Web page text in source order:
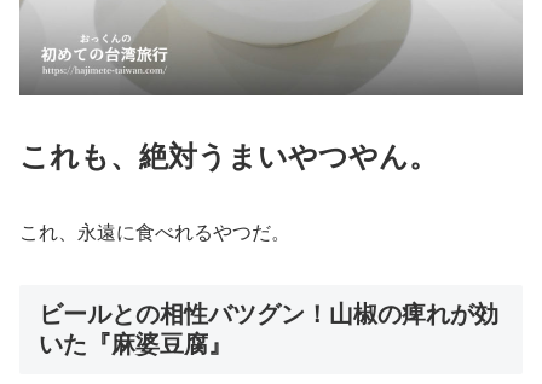
これも、絶対うまいやつやん。
これ、永遠に食べれるやつだ。
ビールとの相性バツグン！山椒の痺れが効
いた『麻婆豆腐』